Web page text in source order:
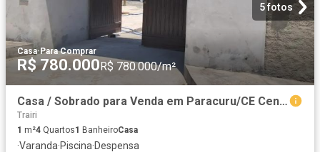
5 fotos
Casa· Para Comprar
R$ 780.000R$ 780.000/m²
Casa / Sobrado para Venda em Paracuru/CE Centro 4 Quartos
Trairi
1 m²4 Quartos1 BanheiroCasa
·Varanda·Piscina·Despensa